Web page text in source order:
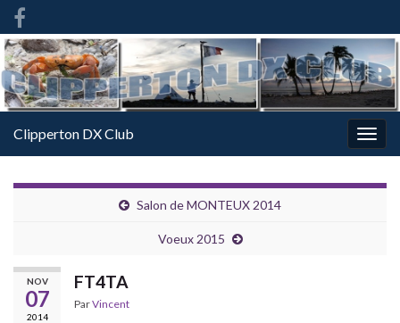
Clipperton DX Club
Salon de MONTEUX 2014
Voeux 2015
NOV
07
2014
FT4TA
ParVincent